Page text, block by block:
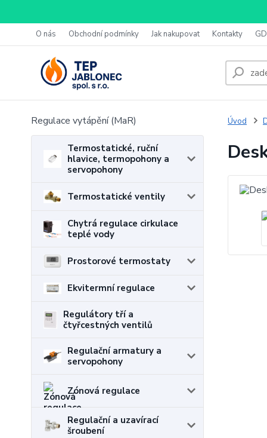
O nás Obchodní podmínky Jak nakupovat Kontakty
Regulace vytápění (MaR)
Termostatické, ruční
hlavice, termopohony a
servopohony
Termostatické ventily
Chytrá regulace cirkulace
teplé vody
Prostorové termostaty
Ekvitermní regulace
Regulátory tří a
čtyřcestných ventilů
Regulační armatury a
servopohony
Zónová regulace
Regulační a uzavírací
šroubení
Úvod